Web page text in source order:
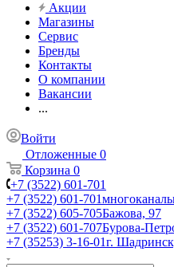
Акции
Магазины
Сервис
Бренды
Контакты
О компании
Вакансии
...
Войти
Отложенные 0
Корзина 0
+7 (3522) 601-701
+7 (3522) 601-701
+7 (3522) 605-705Бажова, 97
+7 (3522) 601-707Бурова-
+7 (35253) 3-16-01г.